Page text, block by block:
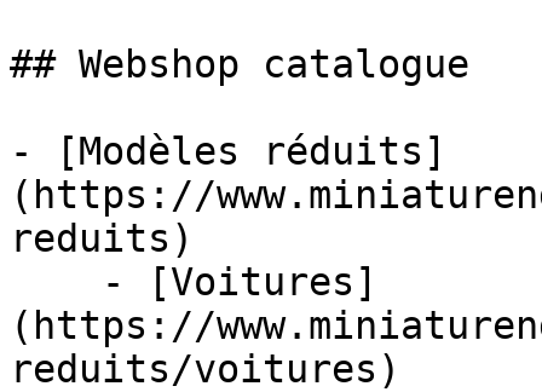
## Webshop catalogue
- [Modèles réduits]
(https://
reduits)
(https://
reduits/voitures)